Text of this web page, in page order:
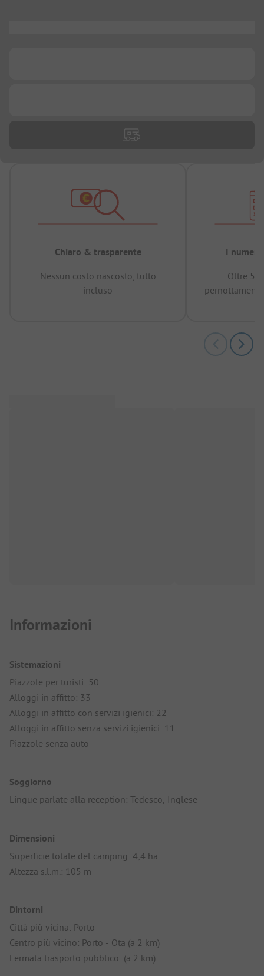
Chiaro & trasparente
Nessun costo nascosto, tutto
incluso
I numeri
Oltre
Informazioni
Sistemazioni
Piazzole per turisti: 50
Alloggi in affitto: 33
Alloggi in affitto con servizi igienici: 22
Alloggi in affitto senza servizi igienici: 11
Piazzole senza auto
Soggiorno
Lingue parlate alla reception: Tedesco, Inglese
Dimensioni
Superficie totale del camping: 4,4 ha
Altezza s.l.m.: 105 m
Dintorni
Città più vicina: Porto
Centro più vicino: Porto - Ota (a 2 km)
Fermata trasporto pubblico: (a 2 km)